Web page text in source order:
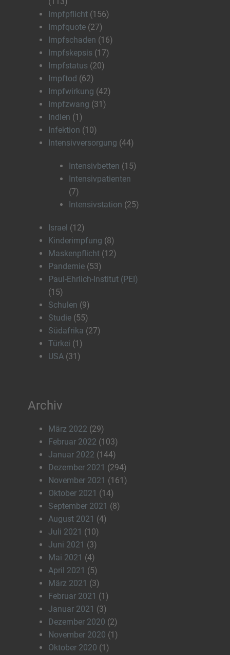
Impfpflicht (156)
Impfquote (27)
Impfschaden (16)
Impfskepsis (17)
Impfstatus (20)
Impftod (62)
Impfwirkung (42)
Impfzwang (31)
Indien (1)
Infektion (10)
Intensivversorgung (44)
Intensivbetten (15)
Intensivpatienten
(7)
Intensivstation (25)
Israel (12)
Kinderimpfung (8)
Maskenpflicht (12)
Pandemie (53)
Paul-Ehrlich-Institut (PEI)
(15)
Schulen (9)
Studie (55)
Südafrika (27)
Türkei (1)
USA (31)
Archiv
März 2022 (29)
Februar 2022 (103)
Januar 2022 (144)
Dezember 2021 (294)
November 2021 (161)
Oktober 2021 (14)
September 2021 (8)
August 2021 (4)
Juli 2021 (10)
Juni 2021 (3)
Mai 2021 (4)
April 2021 (5)
März 2021 (3)
Februar 2021 (1)
Januar 2021 (3)
Dezember 2020 (2)
November 2020 (1)
Oktober 2020 (1)